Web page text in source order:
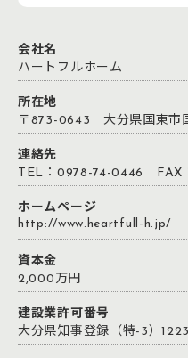
会社名
ハートフルホーム
所在地
〒873-0643 大分県国東市
連絡先
TEL：0978-74-0446 FAX
ホームページ
http://www.heartfull-h.jp/
資本金
2,000万円
建設業許可番号
大分県知事登録（特-3）